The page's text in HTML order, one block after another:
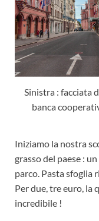
Sinistra : facciata
banca
Iniziamo la nostra
grasso del paese :
parco. Pasta sfoglia
Per due, tre euro, la
incredibile !